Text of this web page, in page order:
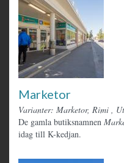
Marketor
Varianter: Marketor, Rimi ,
De gamla butiksnamnen
idag till K-kedjan.